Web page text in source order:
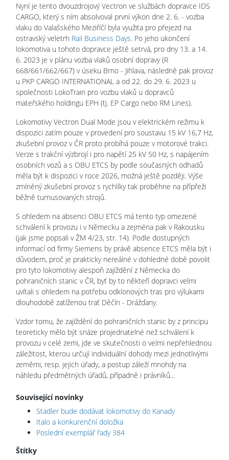
Nyní je tento dvouzdrojový Vectron ve službách dopravce IDS
CARGO, který s ním absolvoval první výkon dne 2. 6. - vozba
vlaku do Valašského Meziříčí byla využita pro přejezd na
ostravský veletrh Rail Business Days. Po jeho ukončení
lokomotiva u tohoto dopravce ještě setrvá, pro dny 13. a 14.
6. 2023 je v plánu vozba vlaků osobní dopravy (R
668/661/662/667) v úseku Brno - Jihlava, následně pak provoz
u PKP CARGO INTERNATIONAL a od 22. do 29. 6. 2023 u
společnosti LokoTrain pro vozbu vlaků u dopravců
mateřského holdingu EPH (tj. EP Cargo nebo RM Lines).
Lokomotivy Vectron Dual Mode jsou v elektrickém režimu k
dispozici zatím pouze v provedení pro soustavu 15 kV 16,7 Hz,
zkušební provoz v ČR proto probíhá pouze v motorové trakci.
Verze s trakční výzbrojí i pro napětí 25 kV 50 Hz, s napájením
osobních vozů a s OBU ETCS by podle současných odhadů
měla být k dispozici v roce 2026, možná ještě později. Výše
zmíněný zkušební provoz s rychlíky tak proběhne na přípřeži
běžně turnusovaných strojů.
S ohledem na absenci OBU ETCS má tento typ omezené
schválení k provozu i v Německu a zejména pak v Rakousku
(jak jsme popsali v ŽM 4/23, str. 14). Podle dostupných
informací od firmy Siemens by právě absence ETCS měla být i
důvodem, proč je prakticky nereálné v dohledné době povolit
pro tyto lokomotivy alespoň zajíždění z Německa do
pohraničních stanic v ČR, byť by to někteří dopravci velmi
uvítali s ohledem na potřebu odklonových tras pro výlukami
dlouhodobě zatíženou trať Děčín - Drážďany.
Vzdor tomu, že zajíždění do pohraničních stanic by z principu
teoreticky mělo být snáze projednatelné než schválení k
provozu v celé zemi, jde ve skutečnosti o velmi nepřehlednou
záležitost, kterou určují individuální dohody mezi jednotlivými
zeměmi, resp. jejich úřady, a postup záleží mnohdy na
náhledu předmětných úřadů, případně i právníků...
Související novinky
Stadler bude dodávat lokomotivy do Kanady
Italo a konkurenční doložka
Poslední exemplář řady 384
Štítky